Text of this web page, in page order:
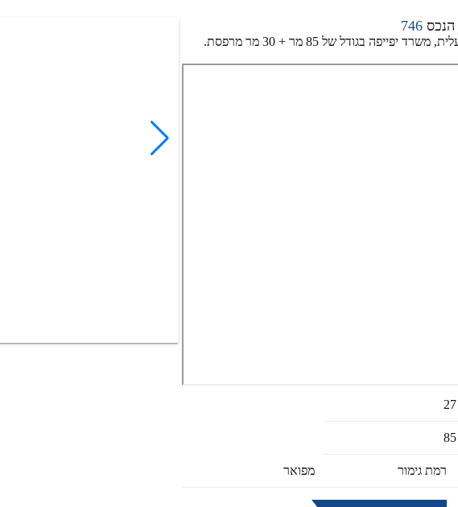
746
למכירה במגדל בסר 4 בקומה 27, כניסה ראשית מהמעלית, משרד יפייפה בגודל של 85 מר + 30 מר מרפסת.
27
85
רמת גימור מפואר